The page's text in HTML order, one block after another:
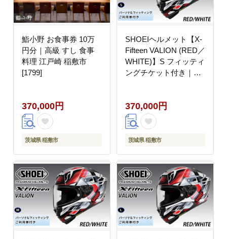
鮨小野 お食事券 10万
円分｜高級 すし 食事
料理 江戸崎 稲敷市
[1799]
370,000円
茨城県 稲敷市
SHOEIヘルメット【X-
Fifteen VALION (RED／
WHITE)】S フィッティ
ングチケット付き｜エ
ス バイク ツーリング
レーサー ショウエイ ヘ
ルメット [1919]
370,000円
茨城県 稲敷市